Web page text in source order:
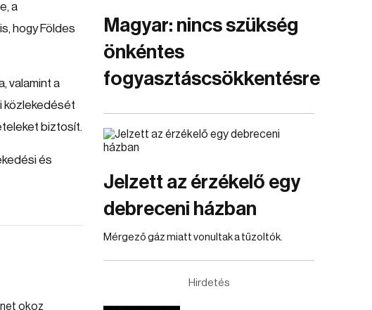
a
hogy Földes
valamint a
közlekedését
biztosít.
és
Magyar: nincs szükség
önkéntes
fogyasztáscsökkentésre
Jelzett az érzékelő egy
debreceni házban
Mérgező gáz miatt vonultak a tűzoltók.
Hirdetés